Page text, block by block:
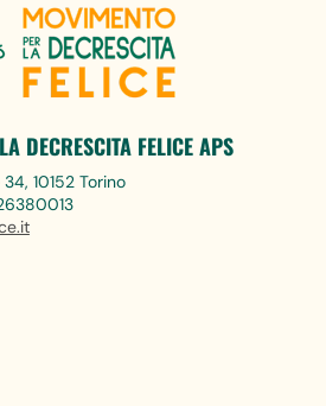
DECRESCITA FELICE APS
10152 Torino